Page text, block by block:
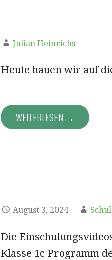
Julian Heinrichs
Heute hauen wir auf
WEITERLESEN →
August 3, 2024
Die
Klasse 1c Programm